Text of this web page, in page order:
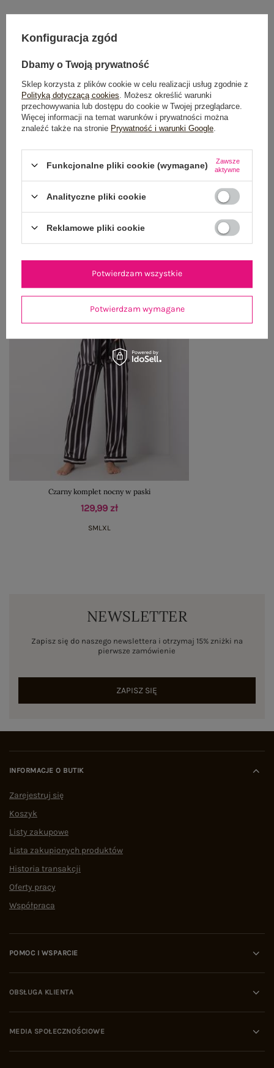
OPIS PRODUKTU
GŁÓWNE PARAMETRY
OPINIE O PRODUKCIE (0)
WYSYŁKA I DOSTAWA
OSTATNIO OGLĄDANE
Zobacz wszystko
Czarny komplet nocny w paski
129,99 zł
SMLXL
NEWSLETTER
Zapisz się do naszego newslettera i otrzymaj 15% zniżki na
pierwsze zamówienie
ZAPISZ SIĘ
INFORMACJE O BUTIK
Zarejestruj się
Koszyk
Listy zakupowe
Lista zakupionych produktów
Historia transakcji
Oferty pracy
Współpraca
POMOC I WSPARCIE
OBSŁUGA KLIENTA
MEDIA SPOŁECZNOŚCIOWE
Konfiguracja zgód
Dbamy o Twoją prywatność
Sklep korzysta z plików cookie w celu realizacji usług zgodnie z
Polityką dotyczącą cookies . Możesz określić warunki
przechowywania lub dostępu do cookie w Twojej przeglądarce.
Więcej informacji na temat warunków i prywatności można
znaleźć także na stronie Prywatność i warunki Google
Funkcjonalne pliki cookie (wymagane)
Zawsze
aktywne
Analityczne pliki cookie
Reklamowe pliki cookie
Potwierdzam wymagane
Potwierdzam wszystkie